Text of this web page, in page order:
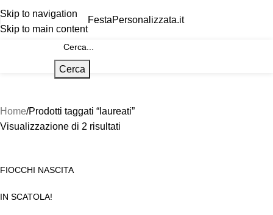
Skip to navigation
Skip to main content
FestaPersonalizzata.it
Cerca
Home Prodotti taggati “laureati”
Visualizzazione di 2 risultati
FIOCCHI NASCITA
IN SCATOLA!